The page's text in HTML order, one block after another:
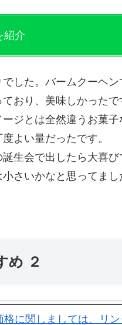
紹介
した。バームクーヘ
おり、美味しかったで
ジとは全然違うお菓子
よい量だったです。
生会で出したら大喜び
さいかなと思ってま
め ２